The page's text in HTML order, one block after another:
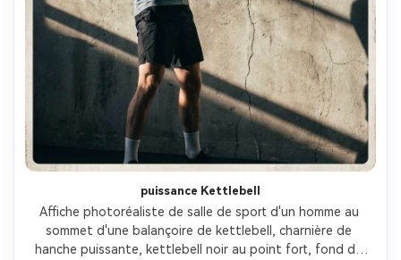
puissance Kettlebell
Affiche photoréaliste de salle de sport d'un homme au
sommet d'une balançoire de kettlebell, charnière de
hanche puissante, kettlebell noir au point fort, fond de